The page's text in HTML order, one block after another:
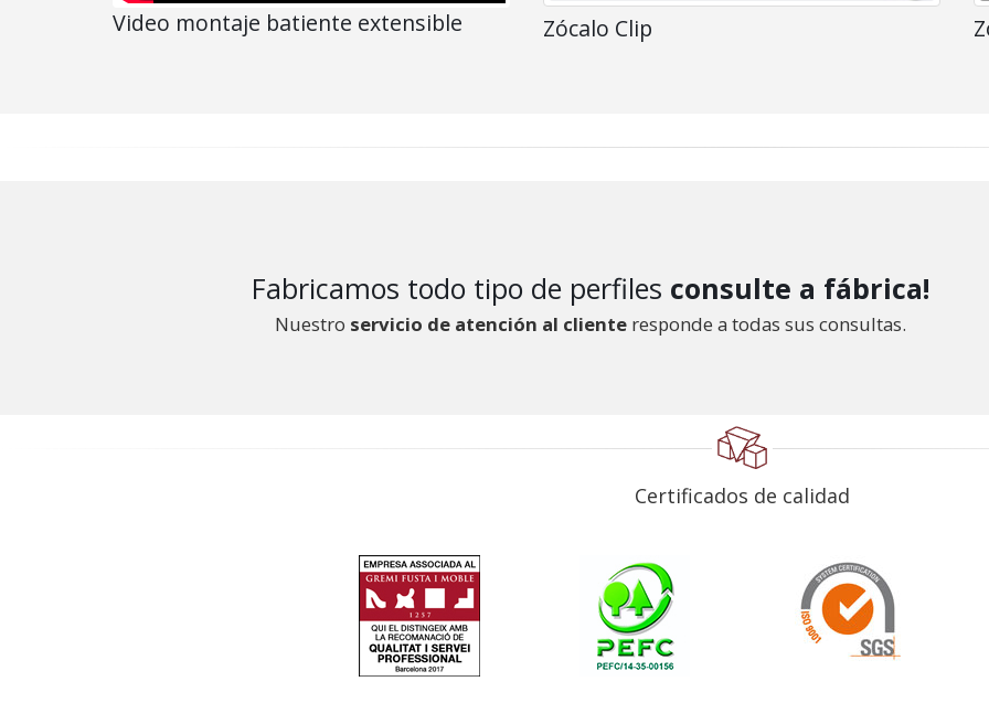
Video montaje batiente extensible Zócalo Clip
Fabricamos todo tipo de perfiles consulte a fábrica!
Nuestro servicio de atención al cliente responde a todas sus consultas.
Certificados de calidad